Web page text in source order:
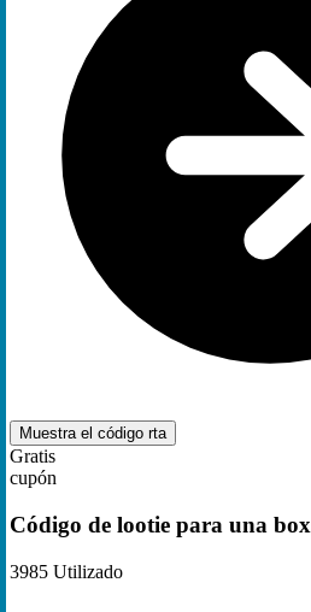
Muestra el código rta
Gratis
cupón
Código de lootie para una box
3985 Utilizado